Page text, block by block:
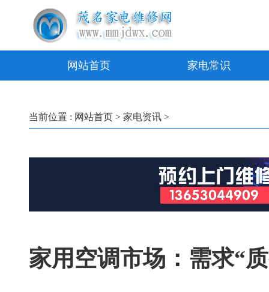
网站首页 家电常识
当前位置 : 网站首页 > 家电资讯 >
家用空调市场：需求“